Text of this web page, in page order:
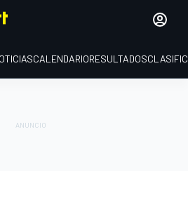
CALENDARIORESULTADOS